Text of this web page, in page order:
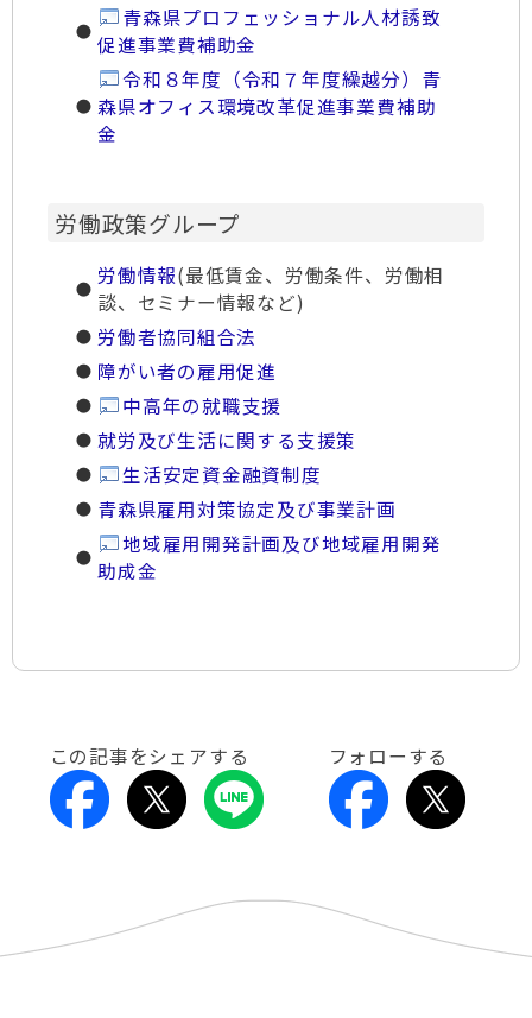
青森県プロフェッショナル人材誘致
促進事業費補助金
令和８年度（令和７年度繰越分）青
森県オフィス環境改革促進事業費補助
金
労働政策グループ
労働情報(最低賃金、労働条件、労働相
談、セミナー情報など)
労働者協同組合法
障がい者の雇用促進
中高年の就職支援
就労及び生活に関する支援策
生活安定資金融資制度
青森県雇用対策協定及び事業計画
地域雇用開発計画及び地域雇用開発
助成金
この記事をシェアする フォローする